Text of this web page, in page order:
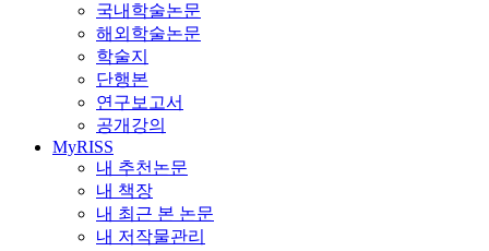
국내학술논문
해외학술논문
학술지
단행본
연구보고서
공개강의
MyRISS
내 추천논문
내 책장
내 최근 본 논문
내 저작물관리